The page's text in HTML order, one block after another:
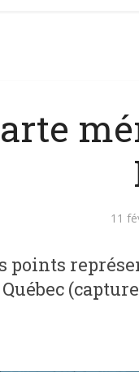
11
points